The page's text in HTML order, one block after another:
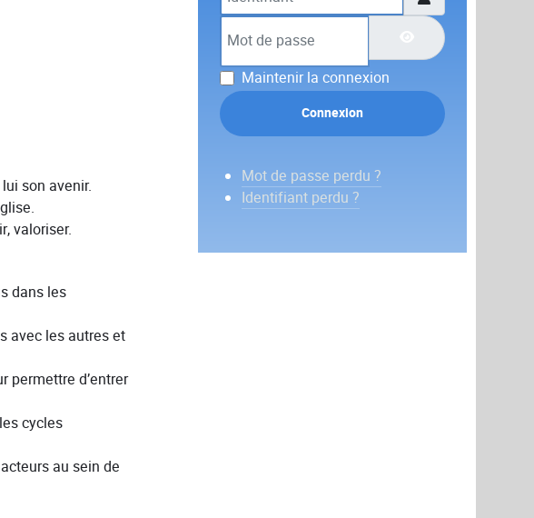
son avenir.
valoriser.
dans les
avec les autres et
permettre d’entrer
cycles
au sein de
Mot de passe
Afficher le mot de
Maintenir la connexion
Connexion
Mot de passe perdu ?
Identifiant perdu ?